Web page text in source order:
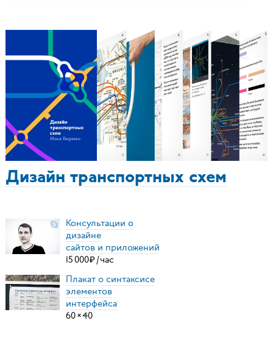
Дизайн транспортных схем
Консультации о
дизайне
сайтов и приложений
15000₽ /час
Плакат о синтаксисе
элементов
интерфейса
60×40